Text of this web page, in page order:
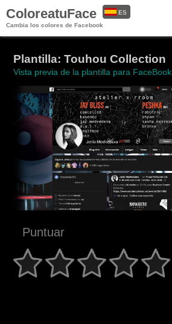
ColoreatuFace
Cambia los colores de Facebook
ES
Plantilla: Touhou Collection
Vista previa de la plantilla para FaceBook
Puntuar